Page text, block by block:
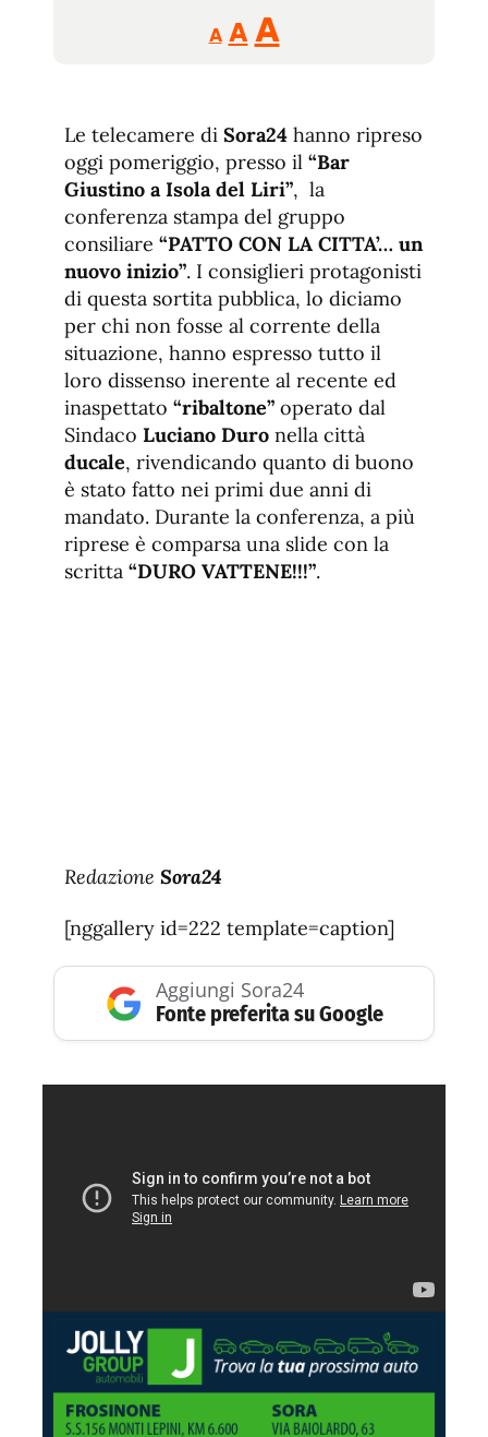
A
Reducir
tamaño
A Restablecer
fuente
AAumentar
de
fuente.
Le telecamere di Sora24 hanno ripreso
oggi pomeriggio, presso il “Bar
Giustino a Isola del Liri”, la
conferenza stampa del gruppo
consiliare “PATTO CON LA CITTA’… un
nuovo inizio”. I consiglieri protagonisti
di questa sortita pubblica, lo diciamo
per chi non fosse al corrente della
situazione, hanno espresso tutto il
loro dissenso inerente al recente ed
inaspettato “ribaltone” operato dal
Sindaco Luciano Duro nella città
ducale, rivendicando quanto di buono
è stato fatto nei primi due anni di
mandato. Durante la conferenza, a più
riprese è comparsa una slide con la
scritta “DURO VATTENE!!!”.
Redazione Sora24
[nggallery id=222 template=caption]
Aggiungi Sora24
Fonte preferita su Google